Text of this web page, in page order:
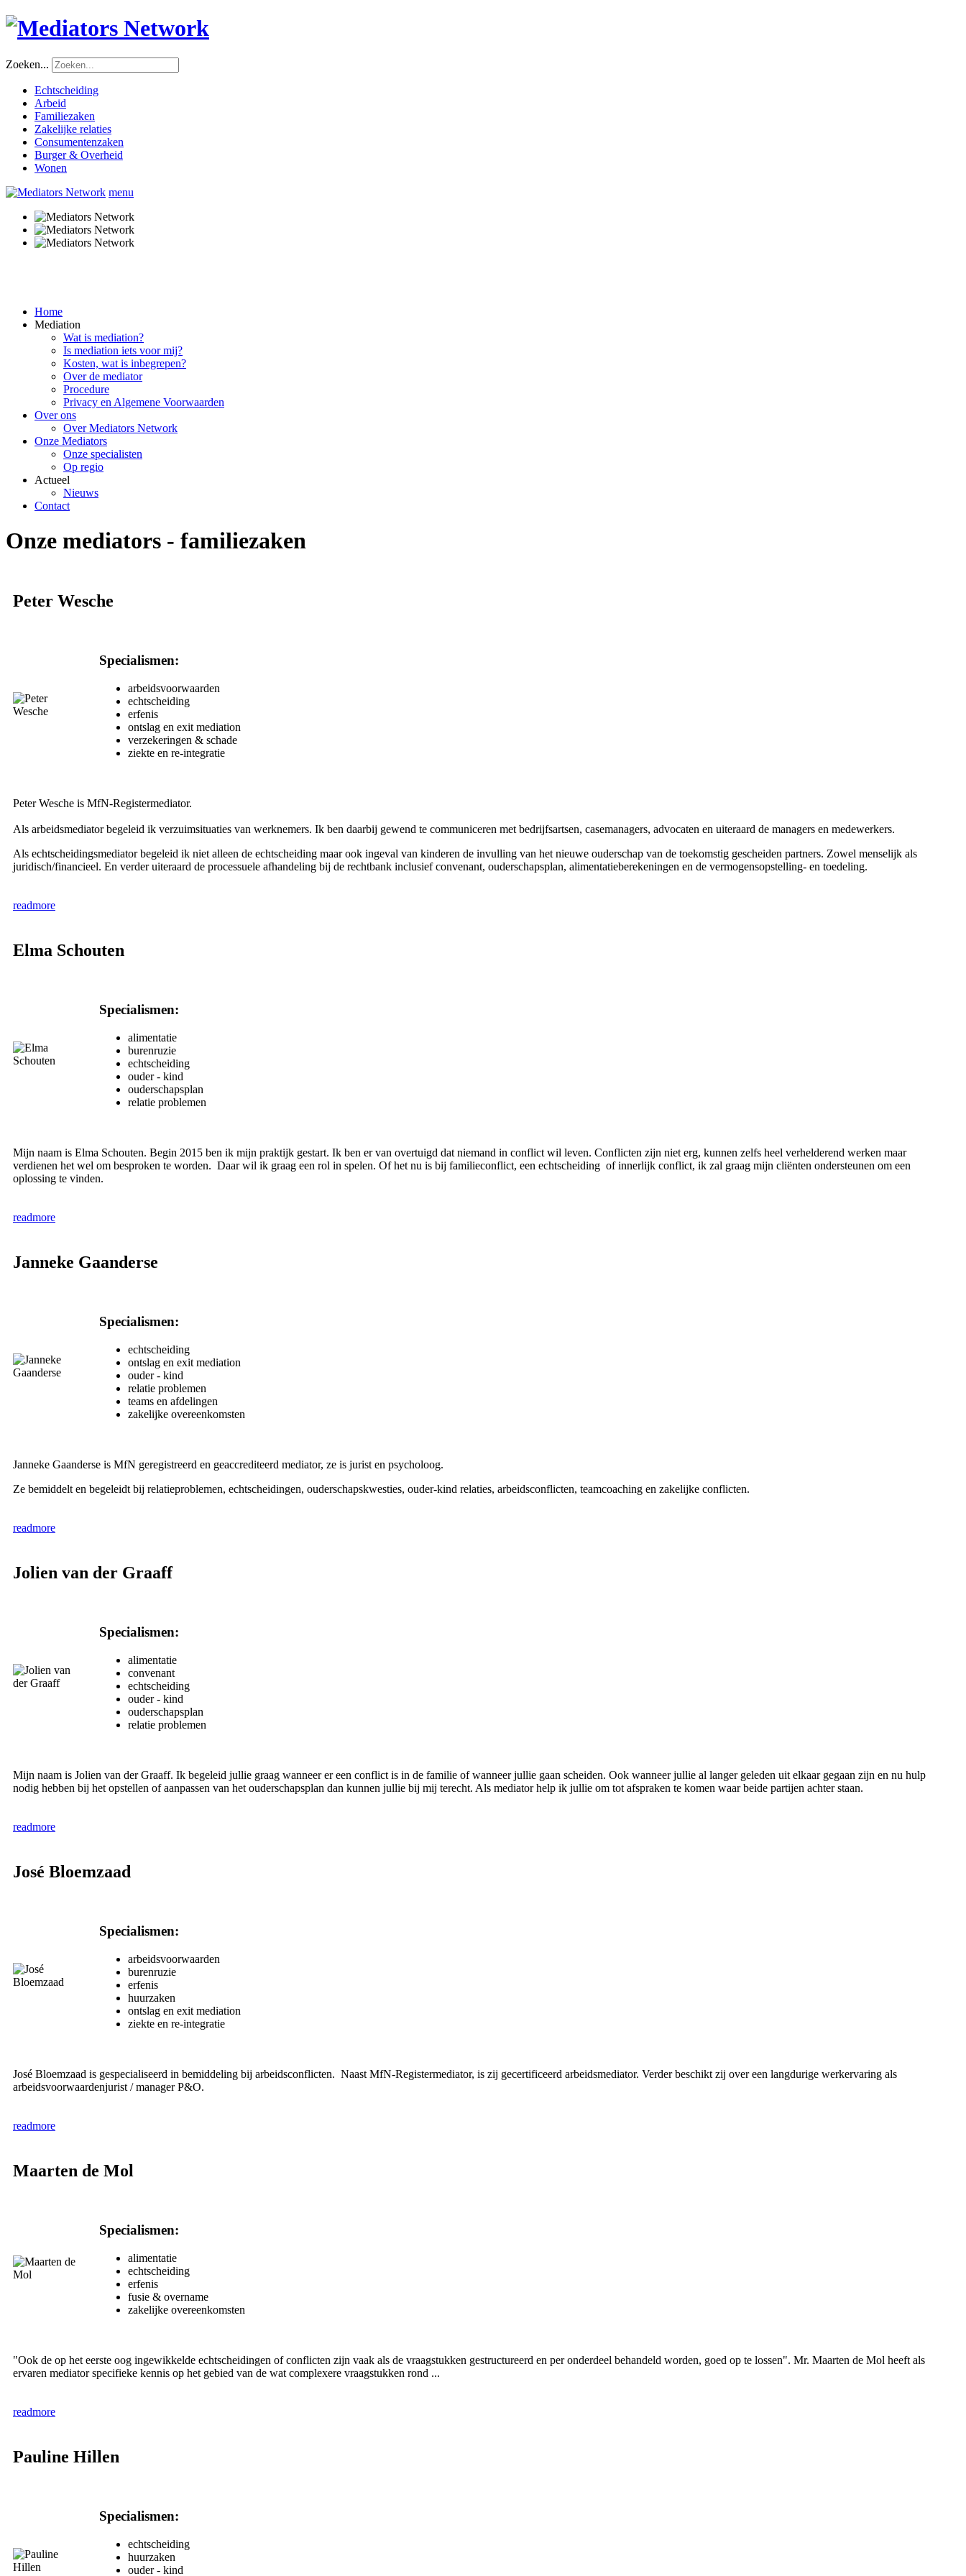
Zoeken...
Echtscheiding
Arbeid
Familiezaken
Zakelijke relaties
Consumentenzaken
Burger & Overheid
Wonen
menu
Home
Mediation
Wat is mediation?
Is mediation iets voor mij?
Kosten, wat is inbegrepen?
Over de mediator
Procedure
Privacy en Algemene Voorwaarden
Over ons
Over Mediators Network
Onze Mediators
Onze specialisten
Op regio
Actueel
Nieuws
Contact
Onze mediators - familiezaken
Peter Wesche
Specialismen:
arbeidsvoorwaarden
echtscheiding
erfenis
ontslag en exit mediation
verzekeringen & schade
ziekte en re-integratie
Peter Wesche is MfN-Registermediator.
Als arbeidsmediator begeleid ik verzuimsituaties van werknemers. Ik ben daarbij gewend te communiceren met bedrijfsartsen, casemanagers, advocaten en uiteraard de managers en medewerkers.
Als echtscheidingsmediator begeleid ik niet alleen de echtscheiding maar ook ingeval van kinderen de invulling van het nieuwe ouderschap van de toekomstig gescheiden partners. Zowel menselijk als
juridisch/financieel. En verder uiteraard de processuele afhandeling bij de rechtbank inclusief convenant, ouderschapsplan, alimentatieberekeningen en de vermogensopstelling- en toedeling.
readmore
Elma Schouten
Specialismen:
alimentatie
burenruzie
echtscheiding
ouder - kind
ouderschapsplan
relatie problemen
Mijn naam is Elma Schouten. Begin 2015 ben ik mijn praktijk gestart. Ik ben er van overtuigd dat niemand in conflict wil leven. Conflicten zijn niet erg, kunnen zelfs heel verhelderend werken maar
verdienen het wel om besproken te worden. Daar wil ik graag een rol in spelen. Of het nu is bij familieconflict, een echtscheiding of innerlijk conflict, ik zal graag mijn cliënten ondersteunen om een
oplossing te vinden.
readmore
Janneke Gaanderse
Specialismen:
echtscheiding
ontslag en exit mediation
ouder - kind
relatie problemen
teams en afdelingen
zakelijke overeenkomsten
Janneke Gaanderse is MfN geregistreerd en geaccrediteerd mediator, ze is jurist en psycholoog.
Ze bemiddelt en begeleidt bij relatieproblemen, echtscheidingen, ouderschapskwesties, ouder-kind relaties, arbeidsconflicten, teamcoaching en zakelijke conflicten.
readmore
Jolien van der Graaff
Specialismen:
alimentatie
convenant
echtscheiding
ouder - kind
ouderschapsplan
relatie problemen
Mijn naam is Jolien van der Graaff. Ik begeleid jullie graag wanneer er een conflict is in de familie of wanneer jullie gaan scheiden. Ook wanneer jullie al langer geleden uit elkaar gegaan zijn en nu hulp
nodig hebben bij het opstellen of aanpassen van het ouderschapsplan dan kunnen jullie bij mij terecht. Als mediator help ik jullie om tot afspraken te komen waar beide partijen achter staan.
readmore
José Bloemzaad
Specialismen:
arbeidsvoorwaarden
burenruzie
erfenis
huurzaken
ontslag en exit mediation
ziekte en re-integratie
José Bloemzaad is gespecialiseerd in bemiddeling bij arbeidsconflicten. Naast MfN-Registermediator, is zij gecertificeerd arbeidsmediator. Verder beschikt zij over een langdurige werkervaring als
arbeidsvoorwaardenjurist / manager P&O.
readmore
Maarten de Mol
Specialismen:
alimentatie
echtscheiding
erfenis
fusie & overname
zakelijke overeenkomsten
"Ook de op het eerste oog ingewikkelde echtscheidingen of conflicten zijn vaak als de vraagstukken gestructureerd en per onderdeel behandeld worden, goed op te lossen". Mr. Maarten de Mol heeft als
ervaren mediator specifieke kennis op het gebied van de wat complexere vraagstukken rond ...
readmore
Pauline Hillen
Specialismen:
echtscheiding
huurzaken
ouder - kind